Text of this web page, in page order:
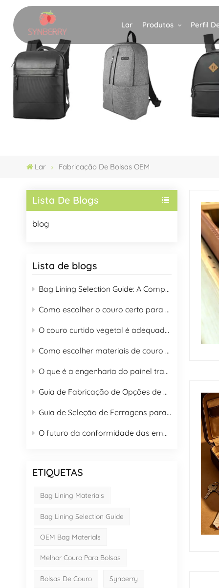
Lar Produtos Perfil
Lar Fabricação De Bolsas OEM
Lista De Blogs
blog
Lista de blogs
Bag Lining Selection Guide: A Complete Guide to 16 Lining Materials for B2B Buyers
Como escolher o couro certo para bolsas
O couro curtido vegetal é adequado para a fabricação de bolsas?
Como escolher materiais de couro para bolsas e guia de cuidados adequados
O que é a engenharia do painel traseiro de uma mochila?
Guia de Fabricação de Opções de Couro para Bolsas de Moda 2026
Guia de Seleção de Ferragens para Bolsas OEM
O futuro da conformidade das embalagens de sacos no âmbito do Regulamento (UE) sobre embalagens de sacos.
ETIQUETAS
Bag Lining Materials
Bag Lining Selection Guide
OEM Bag Materials
Melhor Couro Para Bolsas
Bolsas De Couro Synberry